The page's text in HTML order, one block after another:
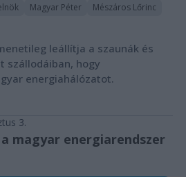
Magyar Péter
Mészáros Lőrinc
leállítja a szaunák és
szállodáiban, hogy
energiahálózatot.
3.
magyar energiarendszer